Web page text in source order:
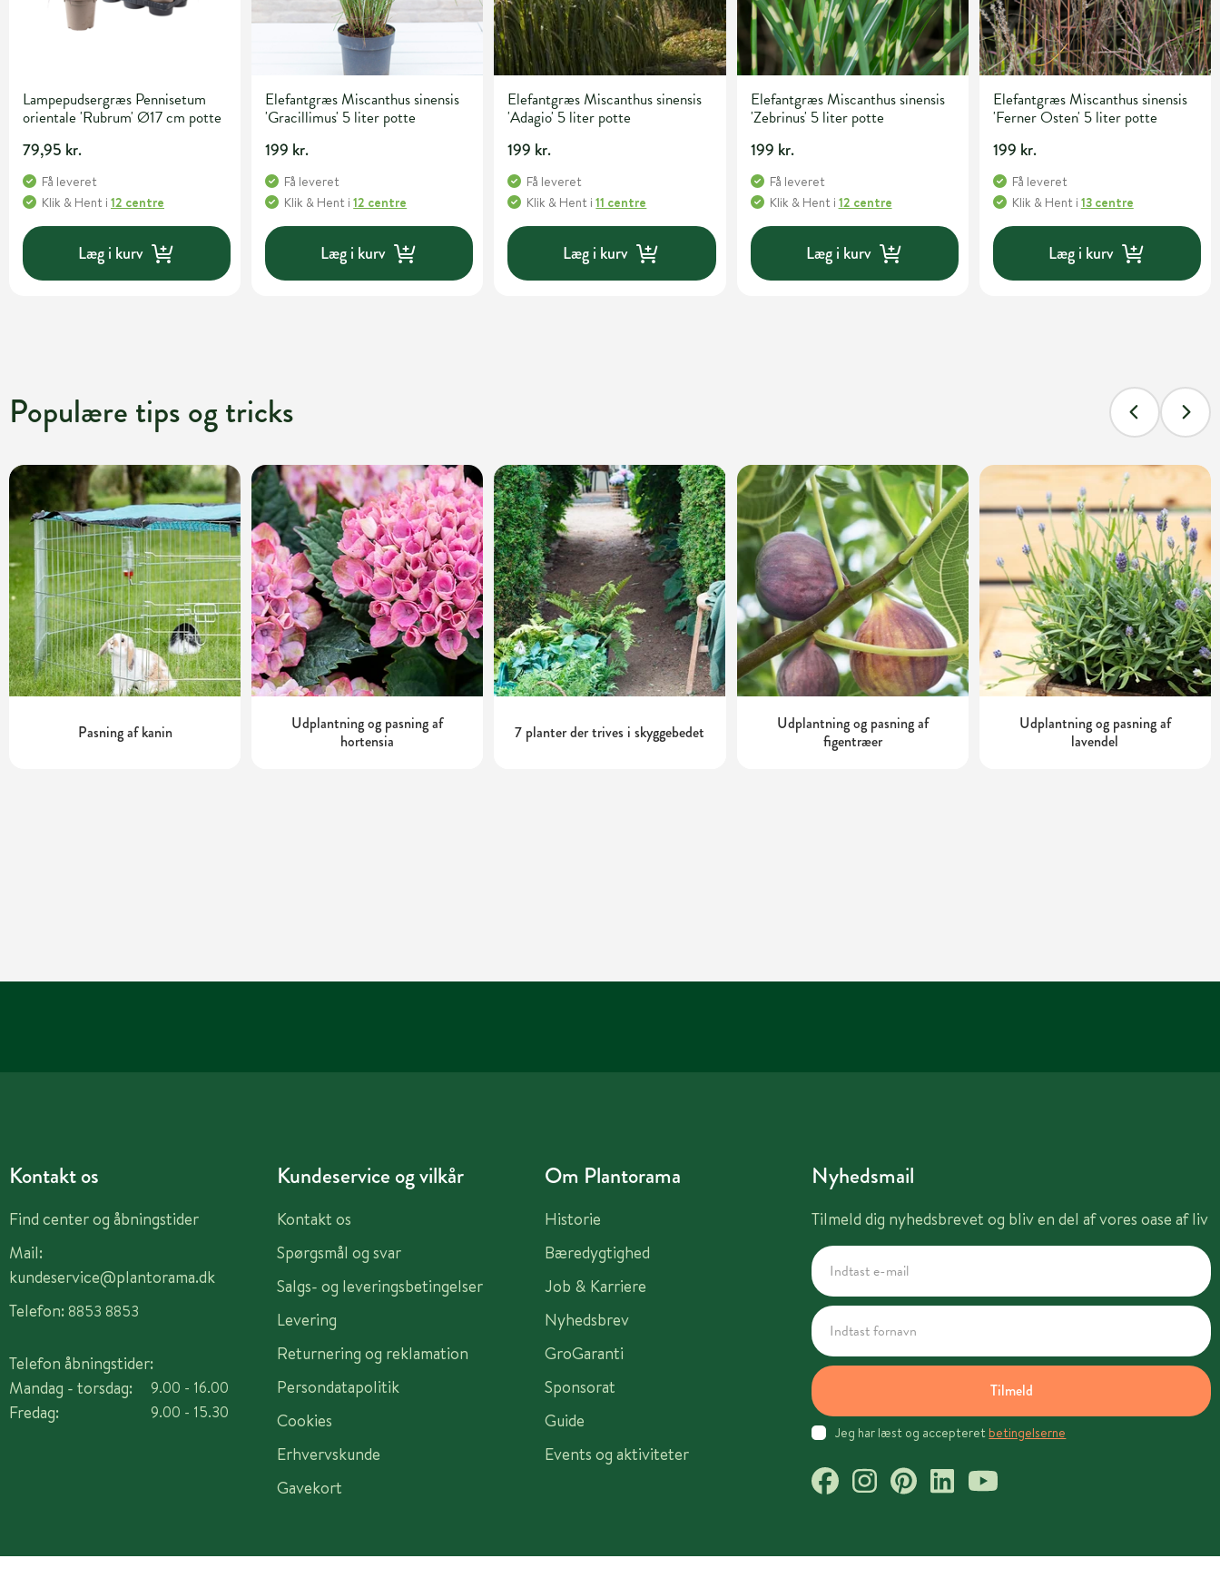
Lampepudsergræs Pennisetum
orientale 'Rubrum' Ø17 cm potte
79,95 kr.
Få leveret
Klik & Hent i 12 centre
Læg i kurv
Elefantgræs Miscanthus sinensis
'Gracillimus' 5 liter potte
199 kr.
Få leveret
Klik & Hent i12 centre
Læg i kurv
Elefantgræs Miscanthus sinensis
'Adagio' 5 liter potte
199 kr.
Få leveret
Klik & Hent i11 centre
Læg i kurv
Elefantgræs Miscanthus sinensis
'Zebrinus' 5 liter potte
199 kr.
Få leveret
Klik & Hent i 12 centre
Læg i kurv
Elefantgræs Miscanthus sinensis
'Ferner Osten' 5 liter potte
199 kr.
Få leveret
Klik & Hent i 13 centre
Læg i kurv
Populære tips og tricks
Pasning af kanin
Udplantning og pasning af
hortensia
7 planter der trives i skyggebedet
Udplantning og pasning af
figentræer
Udplantning og pasning af
lavendel
Kontakt os
Find center og åbningstider
Mail:
kundeservice@plantorama.dk
Telefon: 8853 8853
Telefon åbningstider:
Mandag - torsdag:
Fredag:
9.00 - 16.00
9.00 - 15.30
Kundeservice og vilkår
Kontakt os
Spørgsmål og svar
Salgs- og leveringsbetingelser
Levering
Returnering og reklamation
Persondatapolitik
Cookies
Erhvervskunde
Gavekort
Om Plantorama
Historie
Bæredygtighed
Job & Karriere
Nyhedsbrev
GroGaranti
Sponsorat
Guide
Events og aktiviteter
Nyhedsmail
Tilmeld dig nyhedsbrevet og bliv en del af vores oase af liv
Tilmeld
Jeg har læst og accepteret betingelserne